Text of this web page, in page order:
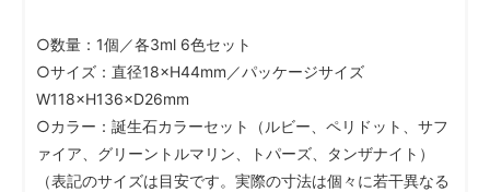
○数量：1個／各3ml 6色セット
○サイズ：直径18×H44mm／パッケージサイズ
W118×H136×D26mm
○カラー：誕生石カラーセット（ルビー、ペリドット、サフ
ァイア、グリーントルマリン、トパーズ、タンザナイト）
（表記のサイズは目安です。実際の寸法は個々に若干異なる